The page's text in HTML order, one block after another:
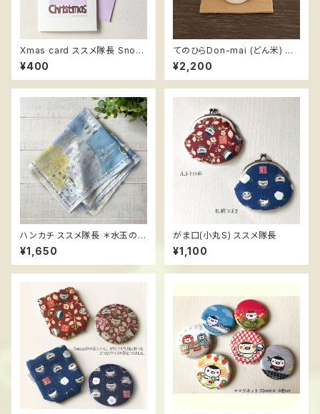
Xmas card ススメ隊長 Snow
man
¥400
てのひらDon-mai (どん米) ＊
天むす ハンドメイドフィギュア
ススメ隊長
¥2,200
ハンカチ ススメ隊長 ＊水玉の傘
と森
¥1,650
がま口(小丸S) ススメ隊長
¥1,100